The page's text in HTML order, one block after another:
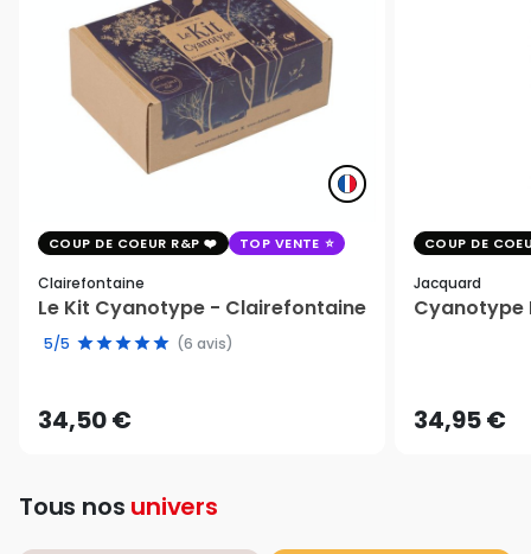
COUP DE COEUR R&P TOP VENTE
Clairefontaine
Le Kit Cyanotype - Clairefontaine
5/5 (6 avis)
34,50 €
COUP DE
Jacquard
Cyanotype
34,95 €
Tous nos univers